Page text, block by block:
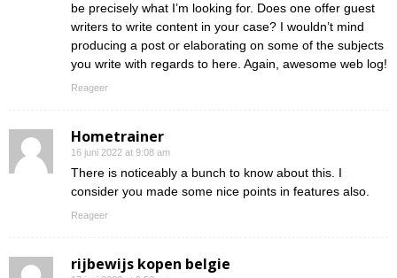
be precisely what I’m looking for. Does one offer guest
writers to write content in your case? I wouldn’t mind
producing a post or elaborating on some of the subjects
you write with regards to here. Again, awesome web log!
Reageer
Hometrainer
16 juni 2022 at 9:08 am
There is noticeably a bunch to know about this. I
consider you made some nice points in features also.
Reageer
rijbewijs kopen belgie